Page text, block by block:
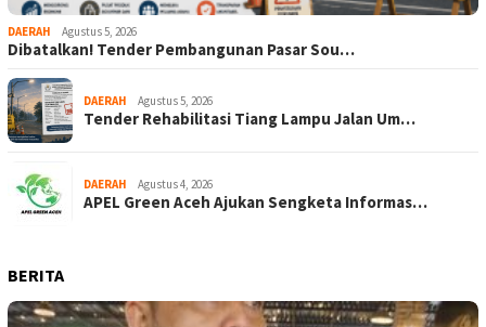
DAERAH Agustus 5, 2026
Dibatalkan! Tender Pembangunan Pasar Sou…
DAERAH Agustus 5, 2026
Tender Rehabilitasi Tiang Lampu Jalan Um…
DAERAH Agustus 4, 2026
APEL Green Aceh Ajukan Sengketa Informas…
BERITA